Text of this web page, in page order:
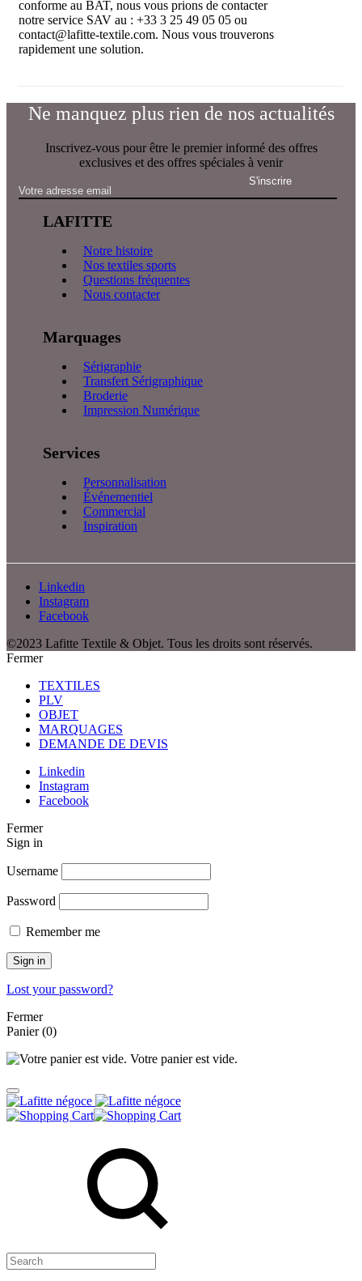
conforme au BAT, nous vous prions de contacter
notre service SAV au : +33 3 25 49 05 05 ou
contact@lafitte-textile.com. Nous vous trouverons
rapidement une solution.
Ne manquez plus rien de nos actualités
Inscrivez-vous pour être le premier informé des offres
exclusives et des offres spéciales à venir
LAFITTE
Notre histoire
Nos textiles sports
Questions fréquentes
Nous contacter
Marquages
Sérigraphie
Transfert Sérigraphique
Broderie
Impression Numérique
Services
Personnalisation
Événementiel
Commercial
Inspiration
Linkedin
Instagram
Facebook
©2023 Lafitte Textile & Objet. Tous les droits sont réservés.
Fermer
TEXTILES
PLV
OBJET
MARQUAGES
DEMANDE DE DEVIS
Linkedin
Instagram
Facebook
Fermer
Sign in
Username
Password
Remember me
Sign in
Lost your password?
Fermer
Panier(0)
Votre panier est vide.